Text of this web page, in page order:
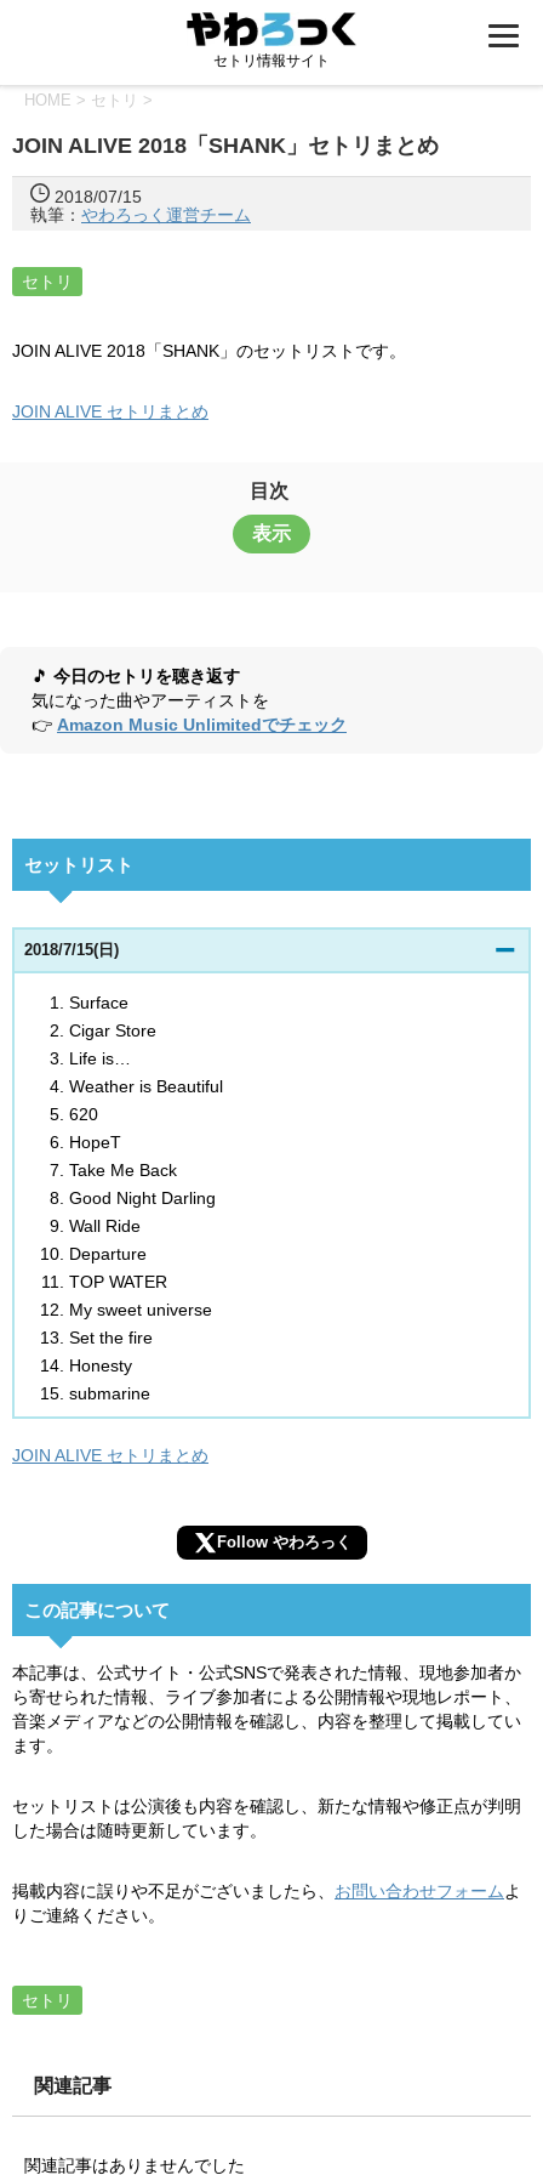
セトリ情報サイト
HOME > セトリ >
JOIN ALIVE 2018「SHANK」セトリまとめ
2018/07/15
執筆： やわろっく運営チーム
セトリ
JOIN ALIVE 2018「SHANK」のセットリストです。
JOIN ALIVE セトリまとめ
目次
表示
🎵 今日のセトリを聴き返す
気になった曲やアーティストを
👉 Amazon Music Unlimitedでチェック
セットリスト
2018/7/15(日)
Surface
Cigar Store
Life is…
Weather is Beautiful
620
HopeT
Take Me Back
Good Night Darling
Wall Ride
Departure
TOP WATER
My sweet universe
Set the fire
Honesty
submarine
JOIN ALIVE セトリまとめ
Follow やわろっく
この記事について
本記事は、公式サイト・公式SNSで発表された情報、現地参加者か
ら寄せられた情報、ライブ参加者による公開情報や現地レポート、
音楽メディアなどの公開情報を確認し、内容を整理して掲載してい
ます。
セットリストは公演後も内容を確認し、新たな情報や修正点が判明
した場合は随時更新しています。
掲載内容に誤りや不足がございましたら、 お問い合わせフォーム よ
りご連絡ください。
セトリ
関連記事
関連記事はありませんでした